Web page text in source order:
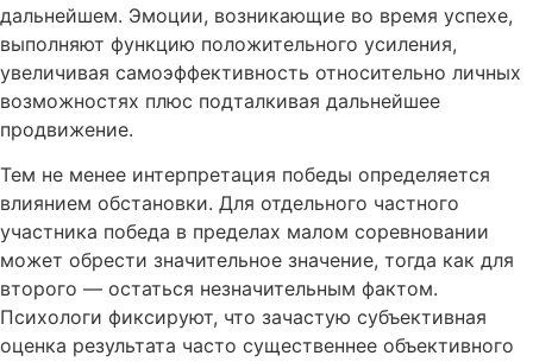
дальнейшем. Эмоции, возникающие во время успехе,
выполняют функцию положительного усиления,
увеличивая самоэффективность относительно личных
возможностях плюс подталкивая дальнейшее
продвижение.
Тем не менее интерпретация победы определяется
влиянием обстановки. Для отдельного частного
участника победа в пределах малом соревновании
может обрести значительное значение, тогда как для
второго — остаться незначительным фактом.
Психологи фиксируют, что зачастую субъективная
оценка результата часто существеннее объективного